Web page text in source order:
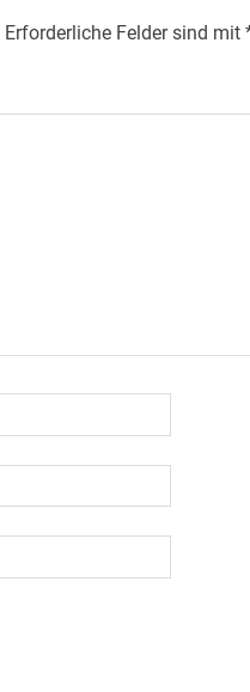
Erforderliche Felder sind mit